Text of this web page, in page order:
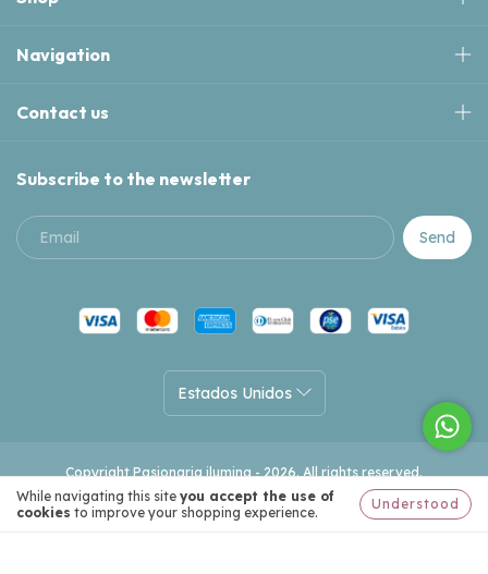
While navigating this site you accept the use of
cookies to improve your shopping experience.
Understood
Navigation
Contact us
Subscribe to the newsletter
Copyright Pasionaria ilumina - 2026. All rights reserved.